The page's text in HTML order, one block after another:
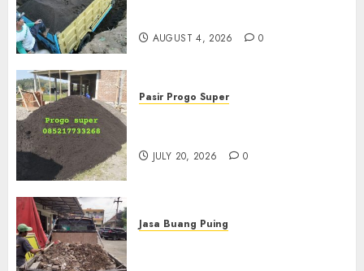
AUGUST 4, 2026 0
Pasir Progo Super
JULY 20, 2026 0
Jasa Buang Puing